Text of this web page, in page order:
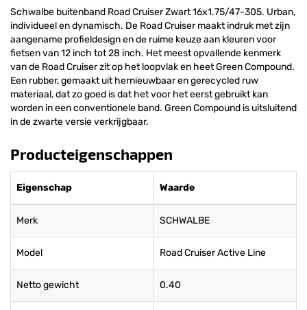
Schwalbe buitenband Road Cruiser Zwart 16x1.75/47-305. Urban,
individueel en dynamisch. De Road Cruiser maakt indruk met zijn
aangename profieldesign en de ruime keuze aan kleuren voor
fietsen van 12 inch tot 28 inch. Het meest opvallende kenmerk
van de Road Cruiser zit op het loopvlak en heet Green Compound.
Een rubber, gemaakt uit hernieuwbaar en gerecycled ruw
materiaal, dat zo goed is dat het voor het eerst gebruikt kan
worden in een conventionele band. Green Compound is uitsluitend
in de zwarte versie verkrijgbaar.
Producteigenschappen
Eigenschap Waarde
Merk SCHWALBE
Model Road Cruiser Active Line
Netto gewicht 0.40